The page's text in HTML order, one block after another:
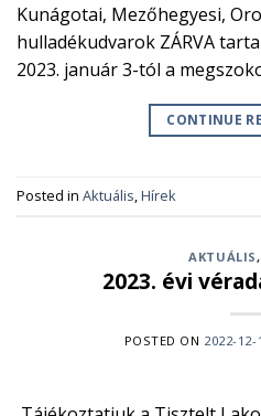
Kunágotai, Mezőhegyesi,
hulladékudvarok ZÁRVA
2023. január 3-tól a
CONTINUE
Posted in Aktuális,Hírek
AKTUÁLIS,
2023. évi
POSTED ON 2022-12-